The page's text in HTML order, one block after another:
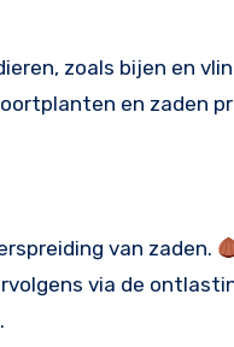
zoals bijen en
en zaden
van zaden.
via de